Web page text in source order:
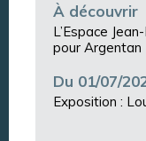
À découvrir
L’Espace
pour Argentan
Du 01/07/
Exposition :